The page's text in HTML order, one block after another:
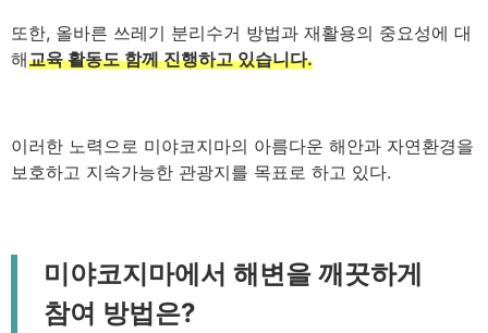
또한, 올바른 쓰레기 분리수거 방법과 재활용의 중요성에 대
해교육 활동도 함께 진행하고 있습니다.
이러한 노력으로 미야코지마의 아름다운 해안과 자연환경을
보호하고 지속가능한 관광지를 목표로 하고 있다.
미야코지마에서 해변을 깨끗하게
참여 방법은?